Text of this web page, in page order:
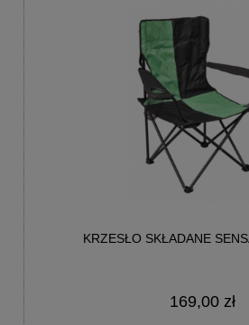
KRZESŁO SKŁADANE
169,00 zł